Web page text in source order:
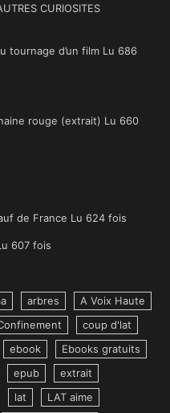
CURIOSITES
tournage d’un film Lu 686
rouge (extrait) Lu 660
de France Lu 624 fois
607 fois
arbres
A Voix Haute
coup d'lat
ebook
Ebooks gratuits
epub
extrait
lat
LAT aime